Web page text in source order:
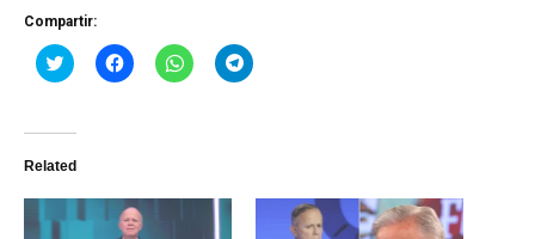
Compartir:
Haz
clic
Twitter
abre
una
ventana
Haz
clic
una
ventana
nueva)
Haz
clic
una
ventana
Haz
clic
una
ventana
nueva)
Related